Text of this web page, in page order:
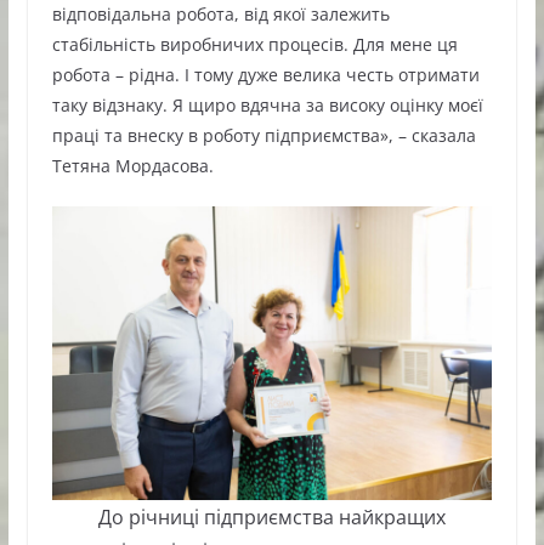
відповідальна робота, від якої залежить
стабільність виробничих процесів. Для мене ця
робота – рідна. І тому дуже велика честь отримати
таку відзнаку. Я щиро вдячна за високу оцінку моєї
праці та внеску в роботу підприємства», – сказала
Тетяна Мордасова.
До річниці підприємства найкращих